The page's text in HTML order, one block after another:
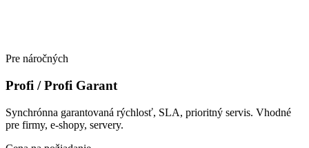
Pre náročných
Profi / Profi Garant
Synchrónna garantovaná rýchlosť, SLA, prioritný servis. Vhodné
pre firmy, e-shopy, servery.